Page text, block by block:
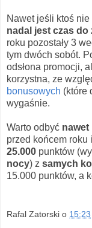
Nawet jeśli ktoś
nadal jest czas
roku pozostały 3
tym dwóch sobót.
odsłona promocji,
korzystna, ze
bonusowych (które
wygaśnie.
Warto odbyć nawet
przed końcem roku
25.000 punktów
nocy) z samych
15.000 punktów, a
Rafal Zatorski o 15:23